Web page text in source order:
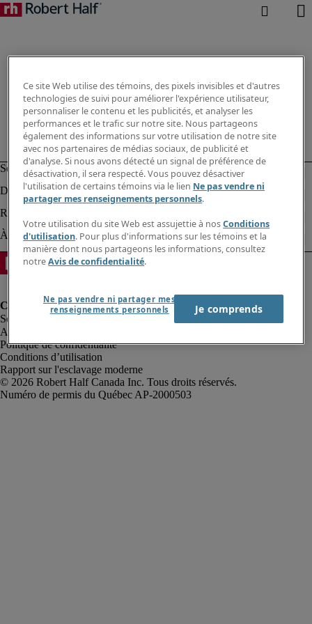
Alerte à la fraude
Politique de confidentialité
Conditions d’utilisation
Rapport sur l'esclavage moderne
Robert Half Canada Inc. Tous droits réservés.
Ce site Web utilise des témoins, des pixels invisibles et d'autres
technologies de suivi pour améliorer l'expérience utilisateur,
personnaliser le contenu et les publicités, et analyser les
performances et le trafic sur notre site. Nous partageons
également des informations sur votre utilisation de notre site
avec nos partenaires de médias sociaux, de publicité et
d'analyse. Si nous avons détecté un signal de préférence de
désactivation, il sera respecté. Vous pouvez désactiver
l'utilisation de certains témoins via le lien Ne pas vendre ni
partager mes renseignements personnels.
Votre utilisation du site Web est assujettie à nosConditions
d'utilisation. Pour plus d'informations sur les témoins et la
manière dont nous partageons les informations, consultez
notreAvis de confidentialité.
Ne pas vendre ni partager mes
renseignements personnels
Je comprends